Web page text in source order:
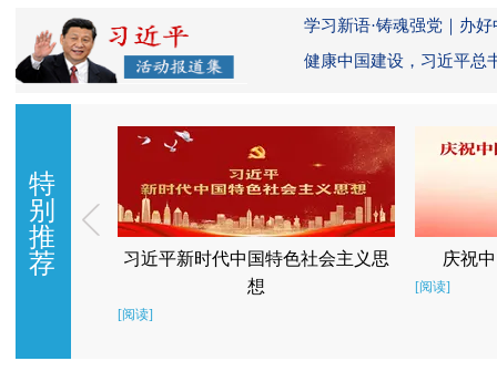
学习新语·铸魂强党｜办
健康中国建设，习近平总
特
别
推
荐
时代
习近平新时代中国特色社会主义思
想
[阅读]
庆祝
[阅读]